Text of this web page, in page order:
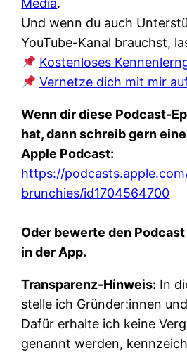
Media.
Und wenn du auch
YouTube-Kanal brauchst,
Kostenloses
Vernetze dich mit mir
Wenn dir diese Podcast-
hat, dann schreib gern
Apple Podcast:
https://
brunchies/id1704564700
Oder bewerte den
in der App.
Transparenz-Hinweis: In
stelle ich Gründer:innen
Dafür erhalte ich keine
genannt werden,